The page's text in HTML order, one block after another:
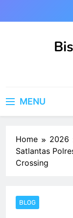
MENU
Home 2026
Satlantas
Crossing
BLOG